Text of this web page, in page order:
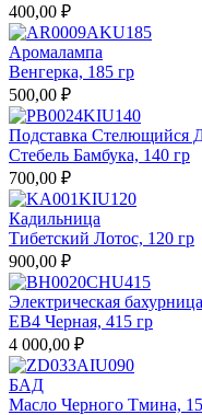
400,00 ₽
Аромалампа
Венгерка, 185 гр
500,00 ₽
Подставка Стелющийся
Стебель Бамбука, 140 гр
700,00 ₽
Кадильница
Тибетский Лотос, 120 гр
900,00 ₽
Электрическая бахурница
EB4 Черная, 415 гр
4 000,00 ₽
БАД
Масло Черного Тмина,